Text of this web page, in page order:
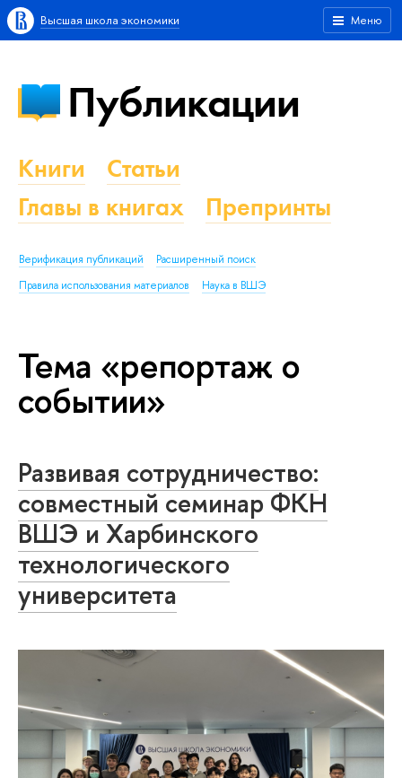
Меню
Высшая школа экономики
Публикации
Книги
Статьи
Главы в книгах
Препринты
Верификация публикаций
Расширенный поиск
Правила использования материалов
Наука в ВШЭ
Тема «репортаж о
событии»
Развивая сотрудничество:
совместный семинар ФКН
ВШЭ и Харбинского
технологического
университета